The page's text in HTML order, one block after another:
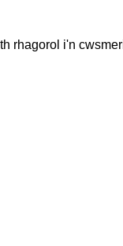
rhagorol i'n